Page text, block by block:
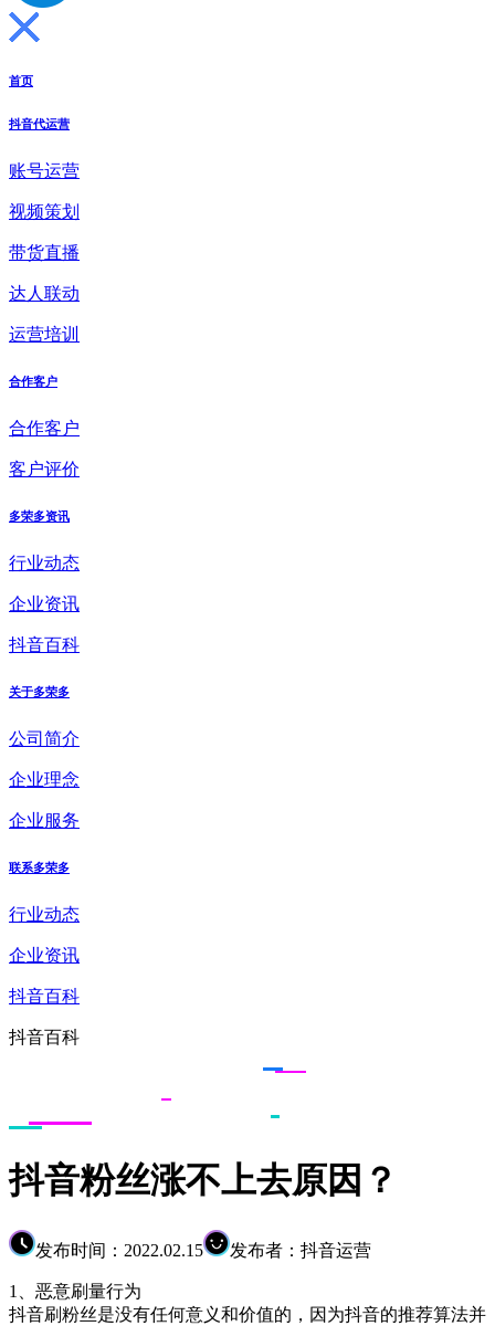
首页
抖音代运营
账号运营
视频策划
带货直播
达人联动
运营培训
合作客户
合作客户
客户评价
多荣多资讯
行业动态
企业资讯
抖音百科
关于多荣多
公司简介
企业理念
企业服务
联系多荣多
行业动态
企业资讯
抖音百科
抖音百科
抖音粉丝涨不上去原因？
发布时间：2022.02.15 发布者：抖音运营
1、恶意刷量行为
抖音刷粉丝是没有任何意义和价值的，因为抖音的推荐算法并